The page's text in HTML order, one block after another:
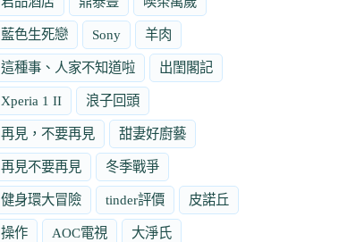
藍色生死戀 Sony 羊肉
這種事、人家不知道啦 出閨閣記
Xperia 1 II 浪子回頭
再見，不要再見 甜妻好廚藝
再見不要再見 冬季戰爭
健身環大冒險 tinder評價 皮諾丘
操作 AOC電視 大淨氏